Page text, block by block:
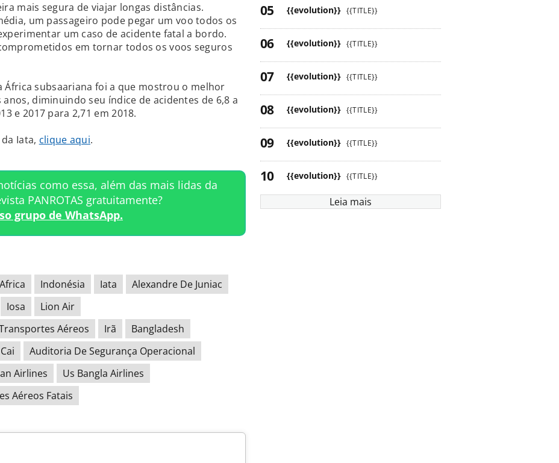
mais segura de viajar longas distâncias.
um passageiro pode pegar um voo todos os
um caso de acidente fatal a bordo.
em tornar todos os voos seguros
África subsaariana foi a que mostrou o melhor
diminuindo seu índice de acidentes de 6,8 a
e 2017 para 2,71 em 2018.
Iata, clique aqui.
como essa, além das mais lidas da
PANROTAS gratuitamente?
grupo de WhatsApp.
Africa Indonésia Iata
Alexandre De Juniac
Iosa
Lion Air
Aéreos
Irã
Bangladesh
Auditoria De Segurança Operacional
Airlines
Us Bangla Airlines
Aéreos Fatais
{{evolution}} {{TITLE}}
{{evolution}} {{TITLE}}
{{evolution}} {{TITLE}}
{{evolution}} {{TITLE}}
{{evolution}} {{TITLE}}
{{evolution}} {{TITLE}}
Leia mais